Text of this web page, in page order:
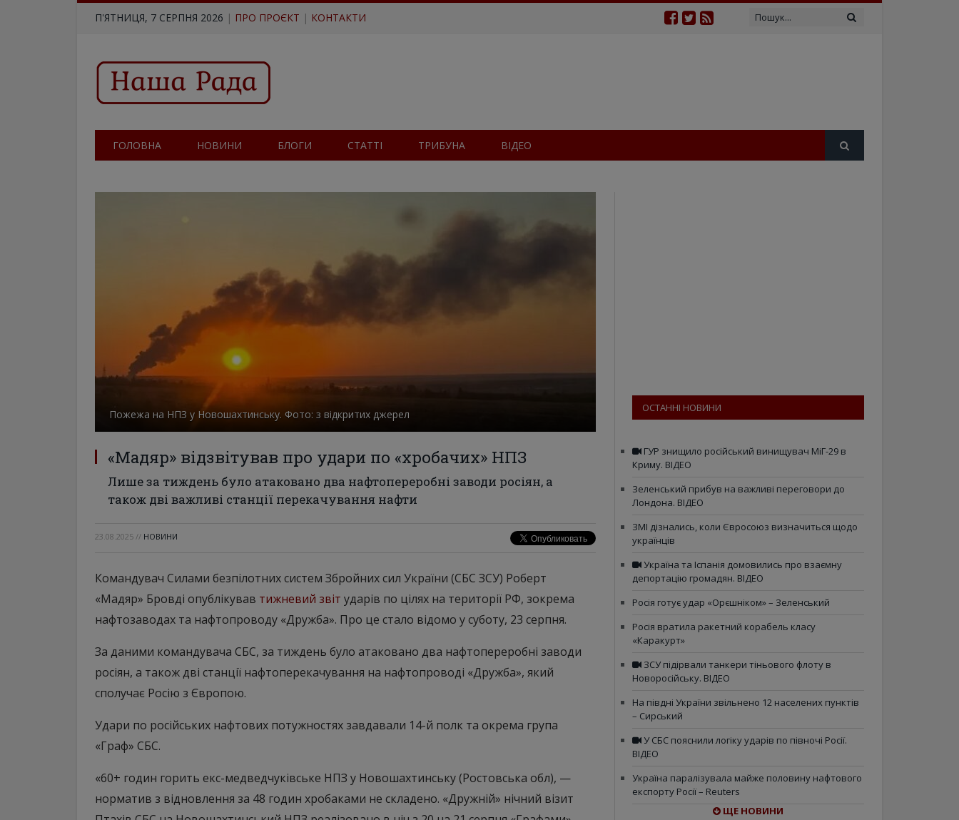
П'ЯТНИЦЯ, 7 СЕРПНЯ 2026 | ПРО ПРОЄКТ | КОНТАКТИ
ГОЛОВНА НОВИНИ БЛОГИ СТАТТІ ТРИБУНА ВІДЕО
Пожежа на НПЗ у Новошахтинську. Фото: з відкритих джерел
«Мадяр» відзвітував про удари по «хробачих» НПЗ
Лише за тиждень було атаковано два нафтопереробні заводи росіян, а
також дві важливі станції перекачування нафти
23.08.2025 // НОВИНИ
Командувач Силами безпілотних систем Збройних сил України (СБС ЗСУ) Роберт
«Мадяр» Бровді опублікував тижневий звіт ударів по цілях на території РФ, зокрема
нафтозаводах та нафтопроводу «Дружба». Про це стало відомо у суботу, 23 серпня.
За даними командувача СБС, за тиждень було атаковано два нафтопереробні заводи
росіян, а також дві станції нафтоперекачування на нафтопроводі «Дружба», який
сполучає Росію з Європою.
Удари по російських нафтових потужностях завдавали 14-й полк та окрема група
«Граф» СБС.
«60+ годин горить екс-медведчуківське НПЗ у Новошахтинську (Ростовська обл), —
норматив з відновлення за 48 годин хробаками не складено. «Дружній» нічний візит
ОСТАННІ НОВИНИ
ГУР знищило російський винищувач МіГ-29 в
Криму. ВІДЕО
Зеленський прибув на важливі переговори до
Лондона. ВІДЕО
ЗМІ дізнались, коли Євросоюз визначиться щодо
українців
Україна та Іспанія домовились про взаємну
депортацію громадян. ВІДЕО
Росія готує удар «Орєшніком» – Зеленський
Росія вратила ракетний корабель класу
«Каракурт»
ЗСУ підірвали танкери тіньового флоту в
Новоросійську. ВІДЕО
На півдні України звільнено 12 населених пунктів
– Сирський
У СБС пояснили логіку ударів по півночі Росії.
ВІДЕО
Україна паралізувала майже половину нафтового
експорту Росії – Reuters
ЩЕ НОВИНИ